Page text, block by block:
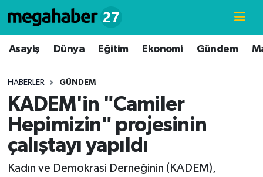
Asayiş Dünya Eğitim Ekonomi Gündem
HABERLER GÜNDEM
KADEM'in "Camiler
Hepimizin" projesinin
çalıştayı yapıldı
Kadın ve Demokrasi Derneğinin (KADEM),
Hava Durumu
Süper Lig Puan Durumu ve Fikstür
Tüm Manşetler
Son Dakika Haberleri